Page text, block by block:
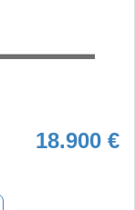
18.900 €